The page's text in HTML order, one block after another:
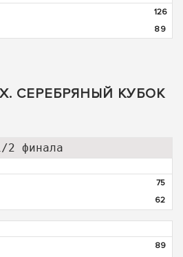
126
89
СЕРЕБРЯНЫЙ КУБОК
2 финала
75
62
89